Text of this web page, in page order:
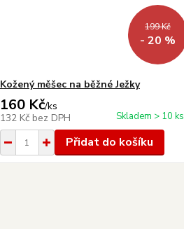
199 Kč
- 20 %
Kožený měšec na běžné Ježky
160 Kč/ks
132 Kč bez DPH Skladem > 10 ks
Přidat do košíku